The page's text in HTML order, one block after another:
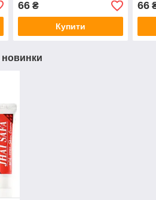
Belle Jardin, 125 мл
66₴
Купити
мл
66
новинки